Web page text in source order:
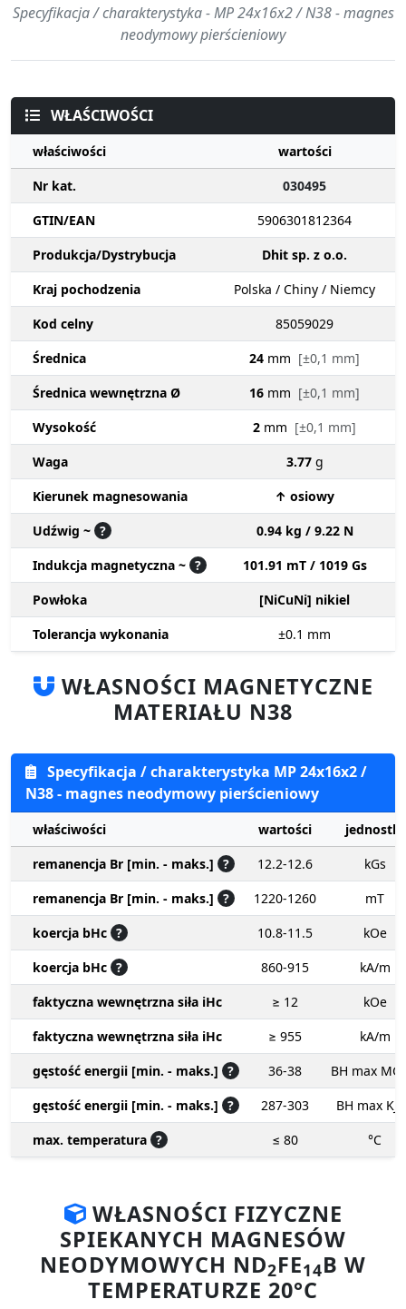
Specyfikacja / charakterystyka - MP 24x16x2 / N38 - magnes
neodymowy pierścieniowy
WŁAŚCIWOŚCI
właściwości
wartości
Nr kat.
030495
GTIN/EAN
5906301812364
Produkcja/Dystrybucja
Dhit sp. z o.o.
Kraj pochodzenia
Polska / Chiny / Niemcy
Kod celny
85059029
Średnica
24 mm [±0,1 mm]
Średnica wewnętrzna Ø
16 mm [±0,1 mm]
Wysokość
2 mm [±0,1 mm]
Waga
3.77 g
Kierunek magnesowania
↑ osiowy
Udźwig ~ ?
0.94 kg / 9.22 N
Indukcja magnetyczna ~ ?
101.91 mT / 1019 Gs
Powłoka
[NiCuNi] nikiel
Tolerancja wykonania
±0.1 mm
WŁASNOŚCI MAGNETYCZNE
MATERIAŁU N38
Specyfikacja / charakterystyka MP 24x16x2 /
N38 - magnes neodymowy pierścieniowy
właściwości wartości
jednostki
remanencja Br [min. - maks.] ? 12.2-12.6
kGs
remanencja Br [min. - maks.] ? 1220-1260
mT
koercja bHc ? 10.8-11.5
kOe
koercja bHc ? 860-915
kA/m
faktyczna wewnętrzna siła iHc
≥ 12
kOe
faktyczna wewnętrzna siła iHc
≥ 955
kA/m
gęstość energii [min. - maks.] ? 36-38
BH max
gęstość energii [min. - maks.] ? 287-303
BH max
max. temperatura ? ≤ 80 °C
WŁASNOŚCI FIZYCZNE
SPIEKANYCH MAGNESÓW
NEODYMOWYCH ND2FE14B W
TEMPERATURZE 20°C